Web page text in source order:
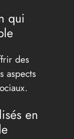
qui
des
aspects
en